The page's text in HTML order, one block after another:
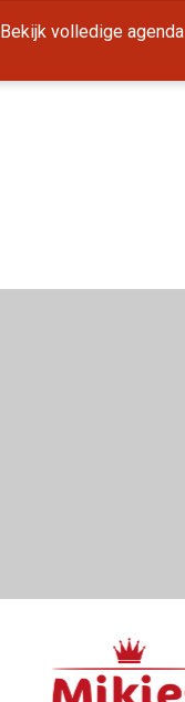
Bekijk volledige agenda